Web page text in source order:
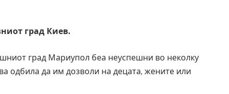
град Киев.
град Мариупол беа неуспешни во неколку
одбила да им дозволи на децата, жените или